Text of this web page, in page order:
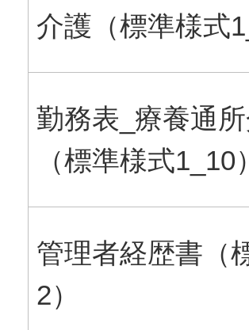
介護（標準様式
勤務表_療養通
（標準様式1_10）
管理者経歴書（
2）